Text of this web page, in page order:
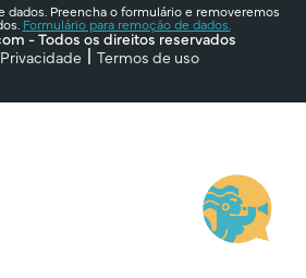
dados. Preencha o formulário e removeremos
Formulário para remoção de dados.
- Todos os direitos reservados
Termos de uso